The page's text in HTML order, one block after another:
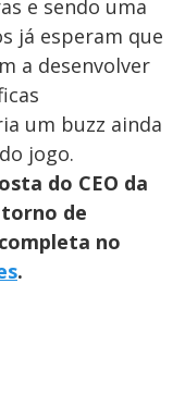
e sendo uma
já esperam que
a desenvolver
um buzz ainda
jogo.
do CEO da
torno de
no
.